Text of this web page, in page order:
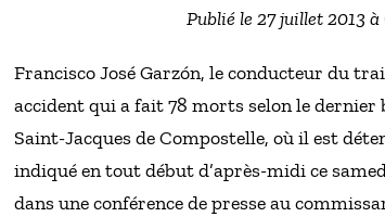
Publié le 27 juillet 2013
Francisco José Garzón, le conducteur du
accident qui a fait 78 morts selon le
Saint-Jacques de Compostelle, où il est
indiqué en tout début d’après-midi ce
dans une conférence de presse au